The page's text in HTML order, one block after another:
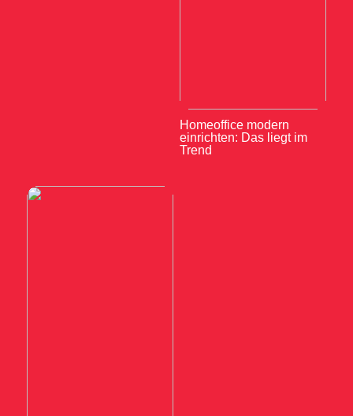
Homeoffice modern
einrichten: Das liegt im
Trend